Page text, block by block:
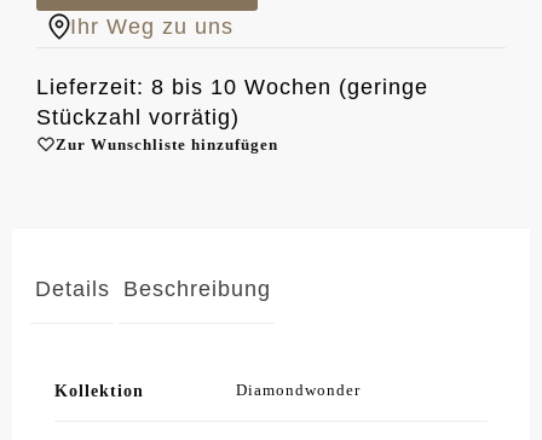
Ihr Weg zu uns
Lieferzeit: 8 bis 10 Wochen (geringe
Stückzahl vorrätig)
Zur Wunschliste hinzufügen
Details Beschreibung
Kollektion Diamondwonder